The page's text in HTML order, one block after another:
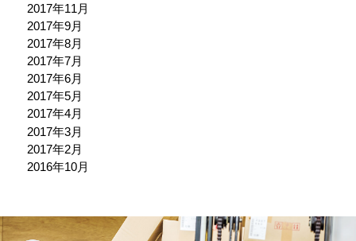
2017年11月
2017年9月
2017年8月
2017年7月
2017年6月
2017年5月
2017年4月
2017年3月
2017年2月
2016年10月